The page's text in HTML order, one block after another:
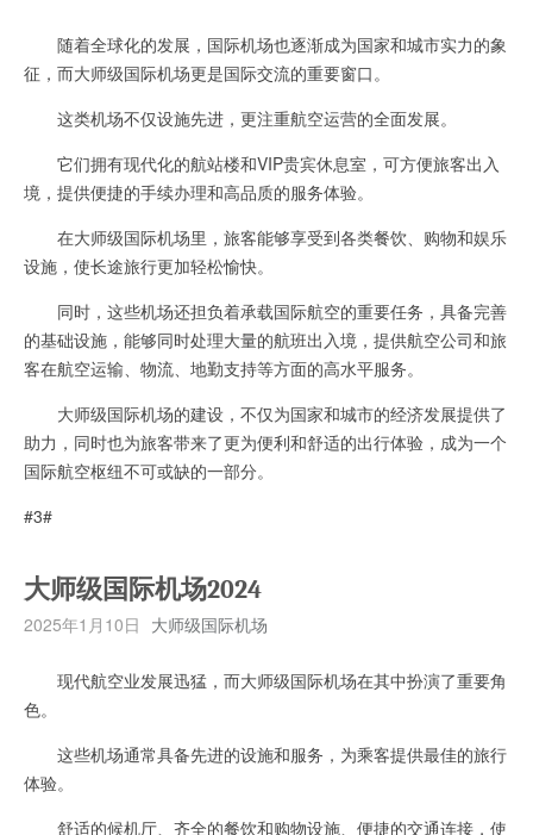
随着全球化的发展，国际机场也逐渐成为国家和城市实力的象
征，而大师级国际机场更是国际交流的重要窗口。
这类机场不仅设施先进，更注重航空运营的全面发展。
它们拥有现代化的航站楼和VIP贵宾休息室，可方便旅客出入
境，提供便捷的手续办理和高品质的服务体验。
在大师级国际机场里，旅客能够享受到各类餐饮、购物和娱乐
设施，使长途旅行更加轻松愉快。
同时，这些机场还担负着承载国际航空的重要任务，具备完善
的基础设施，能够同时处理大量的航班出入境，提供航空公司和旅
客在航空运输、物流、地勤支持等方面的高水平服务。
大师级国际机场的建设，不仅为国家和城市的经济发展提供了
助力，同时也为旅客带来了更为便利和舒适的出行体验，成为一个
国际航空枢纽不可或缺的一部分。
#3#
大师级国际机场2024
2025年1月10日 大师级国际机场
现代航空业发展迅猛，而大师级国际机场在其中扮演了重要角
色。
这些机场通常具备先进的设施和服务，为乘客提供最佳的旅行
体验。
舒适的候机厅、齐全的餐饮和购物设施、便捷的交通连接，使